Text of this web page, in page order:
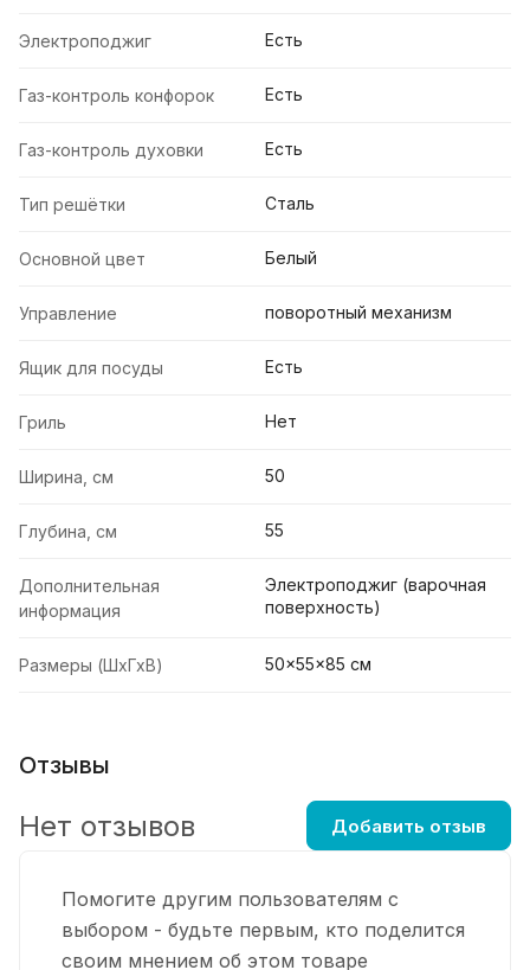
Электроподжиг Есть
Газ-контроль конфорок Есть
Газ-контроль духовки Есть
Тип решётки Сталь
Основной цвет Белый
Управление поворотный механизм
Ящик для посуды Есть
Гриль Нет
Ширина, см 50
Глубина, см 55
Дополнительная
информация
Электроподжиг (варочная
поверхность)
Размеры (ШхГхВ) 50x55x85 см
Отзывы
Помогите другим пользователям с
выбором - будьте первым, кто поделится
своим мнением об этом товаре
Нет отзывов Добавить отзыв